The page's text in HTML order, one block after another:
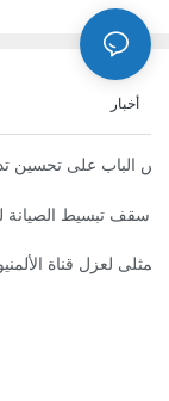
أخبار
الباب على تحسين
سقف تبسيط الصيانة
لعزل قناة الألمنيوم 6